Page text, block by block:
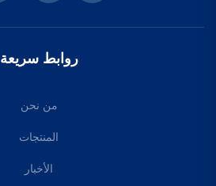
روابط سريعة
من نحن
المنتجات
الأخبار